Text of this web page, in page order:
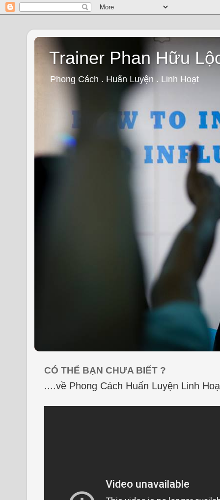
Trainer Phan Hữu
Phong Cách . Huấn Luyện . Linh Hoạt
CÓ THỂ BẠN CHƯA BIẾT ?
....về Phong Cách Huấn Luyện Linh